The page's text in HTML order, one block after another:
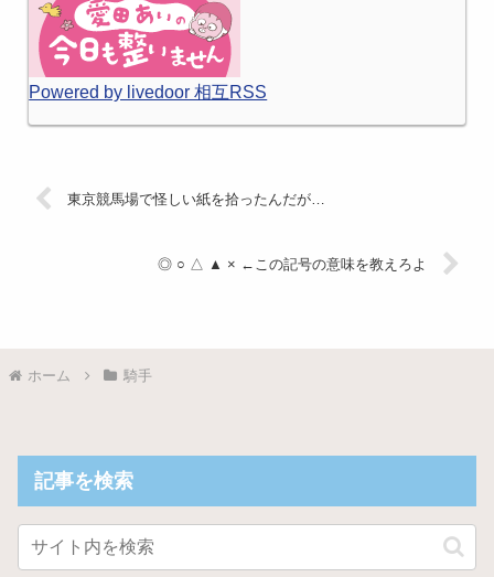
Powered by livedoor 相互RSS
東京競馬場で怪しい紙を拾ったんだが…
◎ ○ △ ▲ × ←この記号の意味を教えろよ
ホーム 騎手
記事を検索